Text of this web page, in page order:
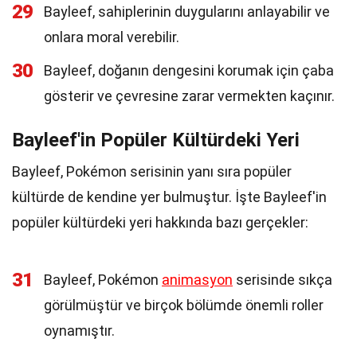
29
Bayleef, sahiplerinin duygularını anlayabilir ve
onlara moral verebilir.
30
Bayleef, doğanın dengesini korumak için çaba
gösterir ve çevresine zarar vermekten kaçınır.
Bayleef'in Popüler Kültürdeki Yeri
Bayleef, Pokémon serisinin yanı sıra popüler
kültürde de kendine yer bulmuştur. İşte Bayleef'in
popüler kültürdeki yeri hakkında bazı gerçekler:
31 Bayleef, Pokémon animasyon serisinde sıkça
görülmüştür ve birçok bölümde önemli roller
oynamıştır.